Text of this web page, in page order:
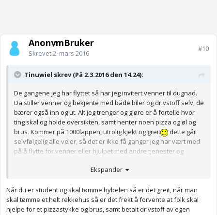
AnonymBruker
Skrevet2. mars 2016
#10
Tinuwiel skrev (På 2.3.2016 den 14.24):
De gangene jeg har flyttet så har jeg invitert venner til dugnad.
Da stiller venner og bekjente med både biler og drivstoff selv, de
bærer også inn og ut. Alt jeg trenger og gjøre er å fortelle hvor
ting skal og holde oversikten, samt henter noen pizza og øl og
brus. Kommer på 1000lappen, utrolig kjekt og greit
dette går
selvfølgelig alle veier, så det er ikke få ganger jeg har vært med
på å flytte for venner eller hjulpet med andre tjenester og
Ekspander
Når du er student og skal tømme hybelen så er det greit, når man
skal tømme et helt rekkehus så er det frekt å forvente at folk skal
hjelpe for et pizzastykke og brus, samt betalt drivstoff av egen